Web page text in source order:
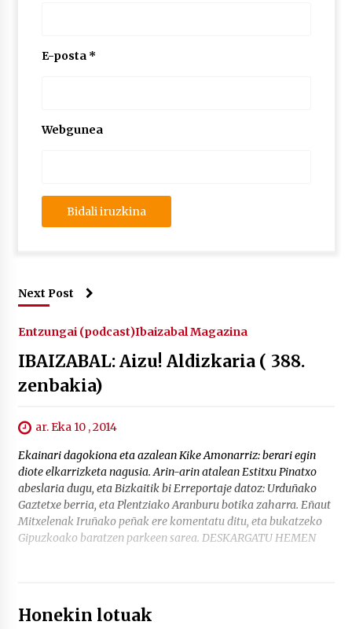
E-posta *
Webgunea
Next Post
Entzungai (podcast)Ibaizabal Magazina
IBAIZABAL: Aizu! Aldizkaria ( 388.
zenbakia)
ar. Eka 10 , 2014
Ekainari dagokiona eta azalean Kike Amonarriz: berari egin
diote elkarrizketa nagusia. Arin-arin atalean Estitxu Pinatxo
abeslaria dugu, eta Bizkaitik bi Erreportaje datoz: Urduñako
Gaztetxe berria, eta Plentziako Aranburu botika zaharra. Eñaut
Mitxelenak Iruñako peñak ere komentatu ditu, eta bukatzeko
Gipuzkoako baratzen parkeen sarea. DESKARGATU HEMEN
Honekin lotuak